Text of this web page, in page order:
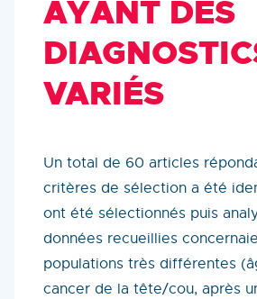
AYANT DES
VARIÉS
Un total de 60 articles
critères de sélection a été
ont été sélectionnés puis
données recueillies
populations très différentes
cancer de la tête/cou, après